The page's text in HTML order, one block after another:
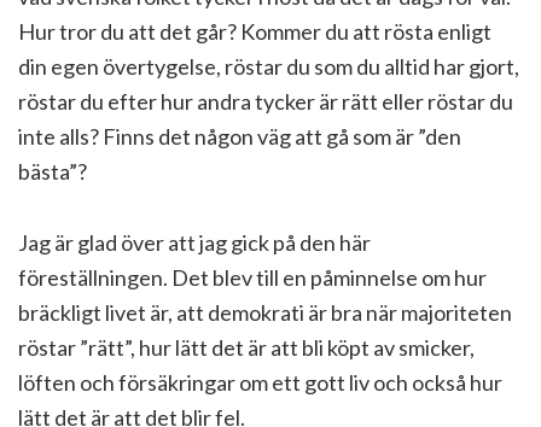
Hur tror du att det går? Kommer du att rösta enligt
din egen övertygelse, röstar du som du alltid har gjort,
röstar du efter hur andra tycker är rätt eller röstar du
inte alls? Finns det någon väg att gå som är ”den
bästa”?
Jag är glad över att jag gick på den här
föreställningen. Det blev till en påminnelse om hur
bräckligt livet är, att demokrati är bra när majoriteten
röstar ”rätt”, hur lätt det är att bli köpt av smicker,
löften och försäkringar om ett gott liv och också hur
lätt det är att det blir fel.